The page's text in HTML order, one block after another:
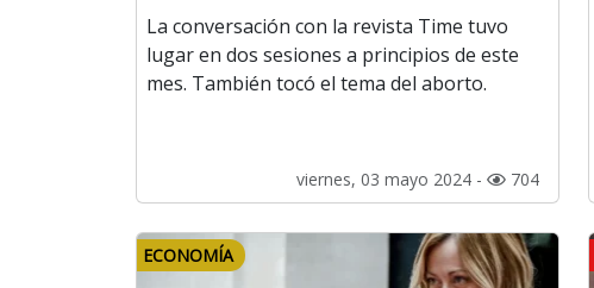
La conversación con la revista Time tuvo
lugar en dos sesiones a principios de este
mes. También tocó el tema del aborto.
viernes, 03 mayo 2024 - 704
ECONOMÍA